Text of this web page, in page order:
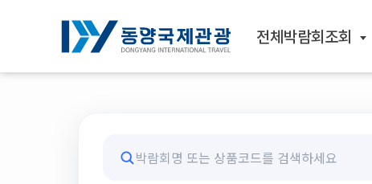
전체박람회조회